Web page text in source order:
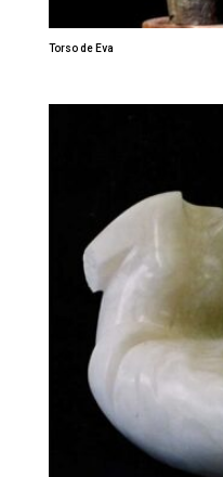
Torso de Eva